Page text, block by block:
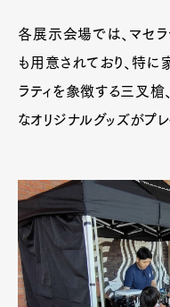
各展示会場では、マセラ
も用意されており、特
ラティを象徴する三叉槍
なオリジナルグッズがプレ